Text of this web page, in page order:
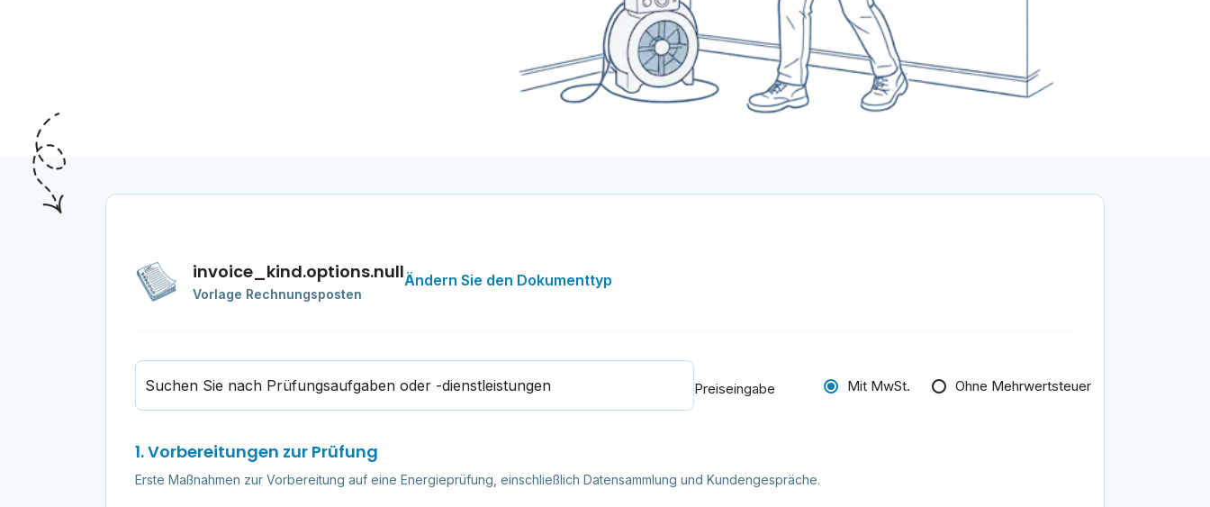
invoice_kind.options.null
Vorlage Rechnungsposten
Ändern Sie den Dokumenttyp
Suchen Sie nach Prüfungsaufgaben oder -dienstleistungen Preiseingabe Mit MwSt. Ohne Mehrwertsteuer
1. Vorbereitungen zur Prüfung
Erste Maßnahmen zur Vorbereitung auf eine Energieprüfung, einschließlich Datensammlung und Kundengespräche.